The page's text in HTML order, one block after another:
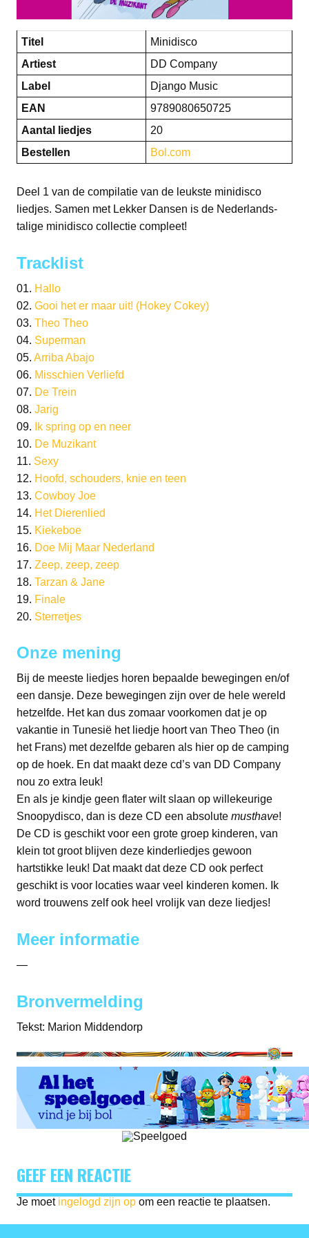
Titel
Minidisco
Artiest
DD Company
Label
Django Music
EAN
9789080650725
Aantal liedjes
20
Bestellen
Bol.com
Deel 1 van de compilatie van de leukste minidisco
liedjes. Samen met Lekker Dansen is de Nederlands-
talige minidisco collectie compleet!
Tracklist
01. Hallo
02. Gooi het er maar uit! (Hokey Cokey)
03. Theo Theo
04. Superman
05. Arriba Abajo
06. Misschien Verliefd
07. De Trein
08. Jarig
09.
Ik spring op en neer
10. De Muzikant
11. Sexy
12. Hoofd, schouders, knie en teen
13. Cowboy Joe
14. Het Dierenlied
15. Kiekeboe
16. Doe Mij Maar Nederland
17. Zeep, zeep, zeep
18. Tarzan & Jane
19. Finale
20. Sterretjes
Onze mening
Bij de meeste liedjes horen bepaalde bewegingen en/of
een dansje. Deze bewegingen zijn over de hele wereld
hetzelfde. Het kan dus zomaar voorkomen dat je op
vakantie in Tunesië het liedje hoort van Theo Theo (in
het Frans) met dezelfde gebaren als hier op de camping
op de hoek. En dat maakt deze cd’s van DD Company
nou zo extra leuk!
En als je kindje geen flater wilt slaan op willekeurige
Snoopydisco, dan is deze CD een absolute musthave!
De CD is geschikt voor een grote groep kinderen, van
klein tot groot blijven deze kinderliedjes gewoon
hartstikke leuk! Dat maakt dat deze CD ook perfect
geschikt is voor locaties waar veel kinderen komen. Ik
word trouwens zelf ook heel vrolijk van deze liedjes!
Meer informatie
—
Bronvermelding
Tekst: Marion Middendorp
GEEF EEN REACTIE
Je moet ingelogd zijn op om een reactie te plaatsen.